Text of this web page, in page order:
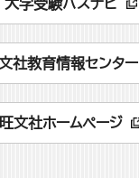
大学受験パスナビ
社教育情報センター
旺文社ホームページ